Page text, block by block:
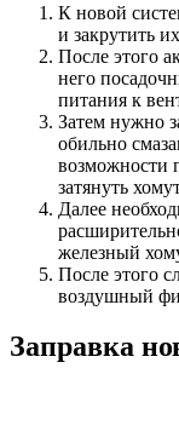
К новой
и закрутить
После этого
него
питания к
Затем нужно
обильно
возможности
затянуть
Далее
железный
После этого
воздушный
Заправка